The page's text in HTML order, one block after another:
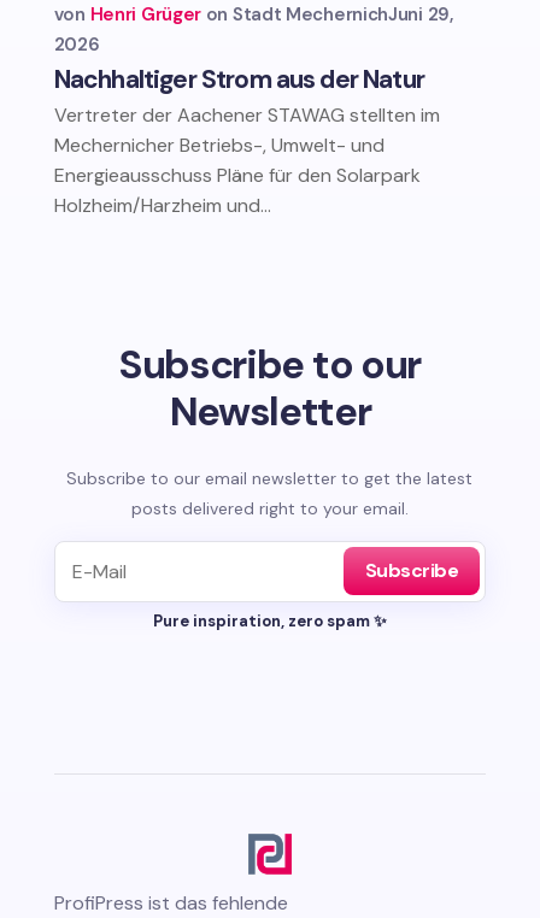
Nachhaltiger Strom aus der Natur
von Henri Grüger Stadt MechernichJuni 29,
2026
Vertreter der Aachener STAWAG stellten im
Mechernicher Betriebs-, Umwelt- und
Energieausschuss Pläne für den Solarpark
Holzheim/Harzheim und...
Subscribe to our
Newsletter
Subscribe to our email newsletter to get the latest
posts delivered right to your email.
Subscribe
Pure inspiration, zero spam ✨
ProfiPress ist das fehlende